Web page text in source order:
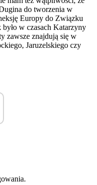
do tworzenia w
Europy do Związku
w czasach Katarzyny
zawsze znajdują się w
Jaruzelskiego czy